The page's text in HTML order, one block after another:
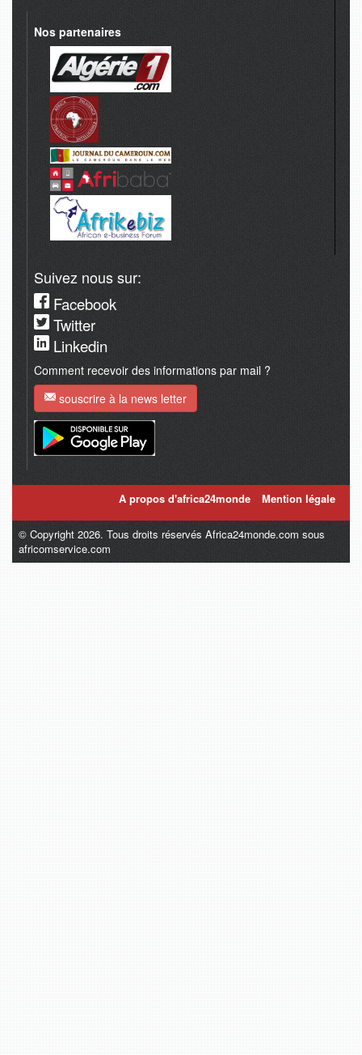
Nos partenaires
Suivez nous sur:
Facebook
Twitter
Linkedin
Comment recevoir des informations par mail ?
souscrire à la news letter
A propos d'africa24monde Mention légale
© Copyright 2026. Tous droits réservés Africa24monde.com sous
africomservice.com